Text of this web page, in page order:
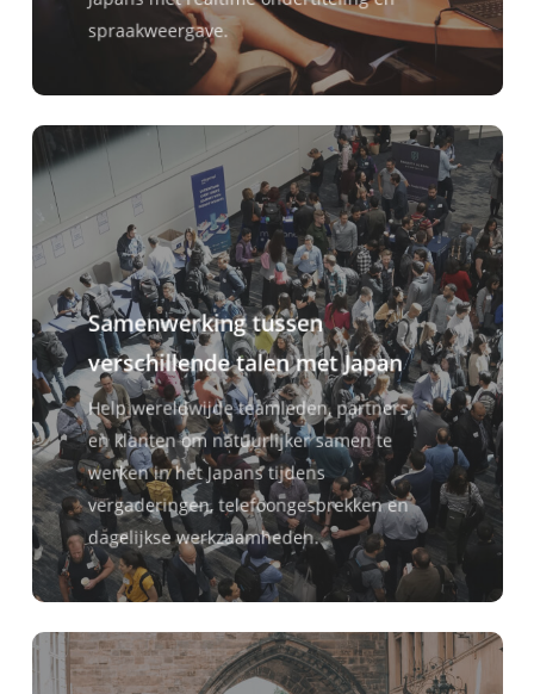
spraakweergave.
Samenwerking tussen
verschillende talen met Japan
Help wereldwijde teamleden, partners
en klanten om natuurlijker samen te
werken in het Japans tijdens
vergaderingen, telefoongesprekken en
dagelijkse werkzaamheden.